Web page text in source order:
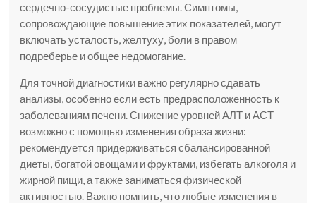
сердечно-сосудистые проблемы. Симптомы,
сопровождающие повышение этих показателей, могут
включать усталость, желтуху, боли в правом
подреберье и общее недомогание.
Для точной диагностики важно регулярно сдавать
анализы, особенно если есть предрасположенность к
заболеваниям печени. Снижение уровней АЛТ и АСТ
возможно с помощью изменения образа жизни:
рекомендуется придерживаться сбалансированной
диеты, богатой овощами и фруктами, избегать алкоголя и
жирной пищи, а также заниматься физической
активностью. Важно помнить, что любые изменения в